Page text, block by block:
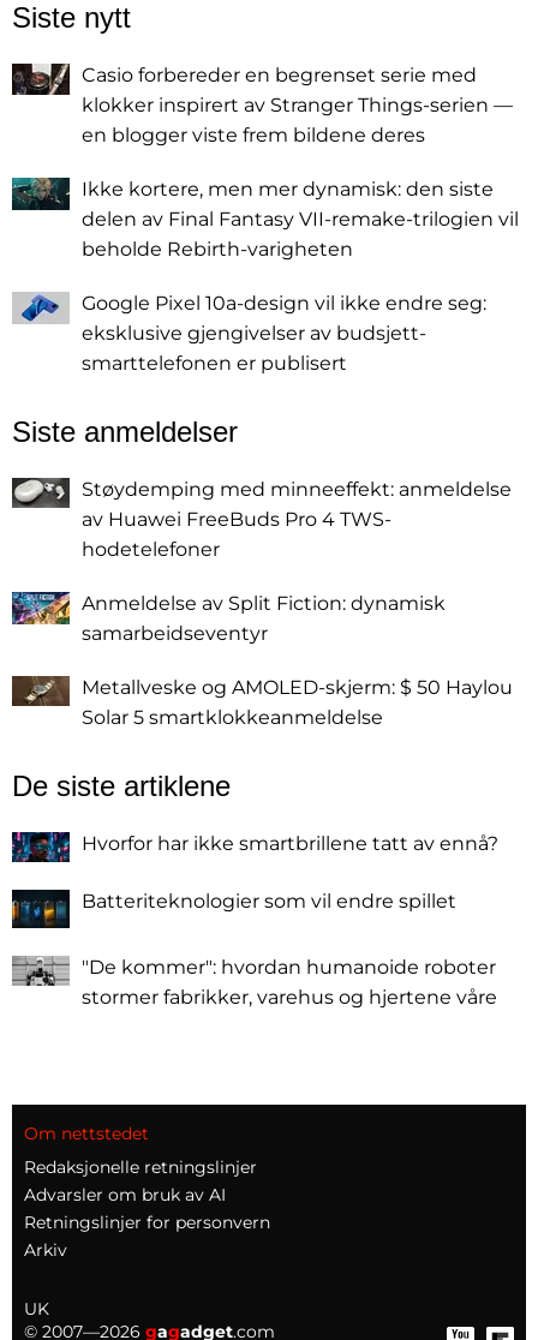
Siste nytt
Casio forbereder en begrenset serie med
klokker inspirert av Stranger Things-serien —
en blogger viste frem bildene deres
Ikke kortere, men mer dynamisk: den siste
delen av Final Fantasy VII-remake-trilogien vil
beholde Rebirth-varigheten
Google Pixel 10a-design vil ikke endre seg:
eksklusive gjengivelser av budsjett-
smarttelefonen er publisert
Siste anmeldelser
Støydemping med minneeffekt: anmeldelse
av Huawei FreeBuds Pro 4 TWS-
hodetelefoner
Anmeldelse av Split Fiction: dynamisk
samarbeidseventyr
Metallveske og AMOLED-skjerm: $ 50 Haylou
Solar 5 smartklokkeanmeldelse
De siste artiklene
Hvorfor har ikke smartbrillene tatt av ennå?
Batteriteknologier som vil endre spillet
"De kommer": hvordan humanoide roboter
stormer fabrikker, varehus og hjertene våre
Om nettstedet
Redaksjonelle retningslinjer
Advarsler om bruk av AI
Retningslinjer for personvern
Arkiv
UK
© 2007—2026 gagadget.com